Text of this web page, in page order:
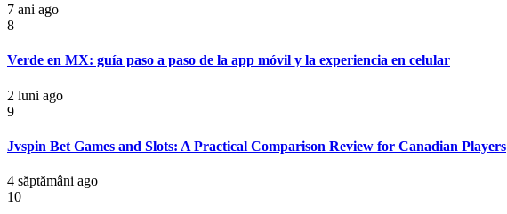
7 ani ago
8
Verde en MX: guía paso a paso de la app móvil y la experiencia en celular
2 luni ago
9
Jvspin Bet Games and Slots: A Practical Comparison Review for Canadian Players
4 săptămâni ago
10